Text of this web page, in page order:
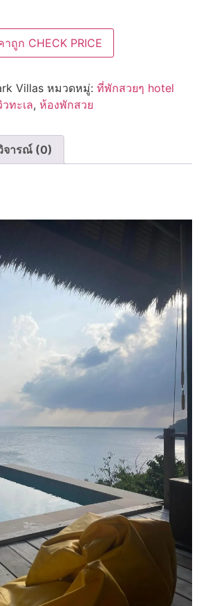
ถูก CHECK PRICE
Villas หมวดหมู่: ที่พักสวยๆ hotel
วทะเล, ห้องพักสวย
จารณ์ (0)